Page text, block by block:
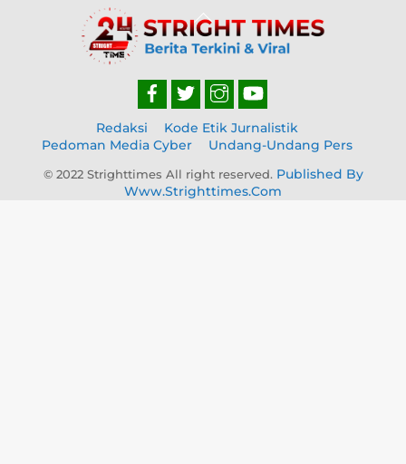
Back
To
Top
Redaksi
Kode Etik Jurnalistik
Pedoman Media Cyber
Undang-Undang Pers
© 2022 Strighttimes All right reserved. Published By
Www.strighttimes.com